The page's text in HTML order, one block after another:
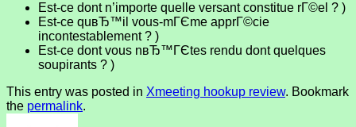
Est-ce dont n’importe quelle versant constitue rГ©el ? )
Est-ce quвЂ™il vous-mГЄme apprГ©cie
incontestablement ? )
Est-ce dont vous nвЂ™ГЄtes rendu dont quelques
soupirants ? )
This entry was posted in Xmeeting hookup review. Bookmark
the permalink.